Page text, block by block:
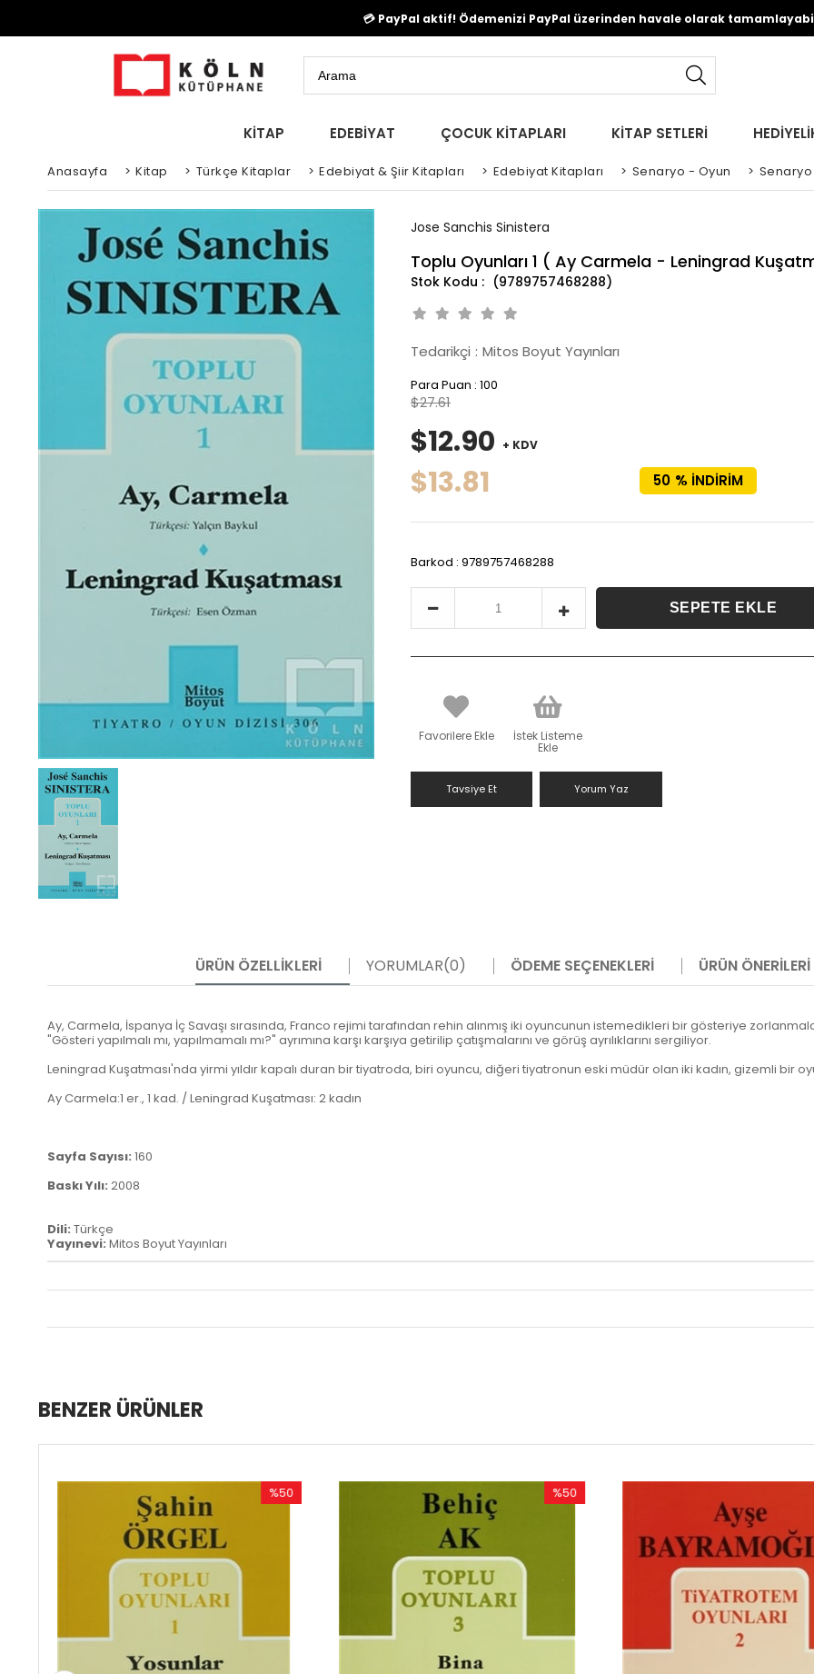
💳 PayPal aktif! Ödemenizi PayPal üzerinden havale olarak
KİTAP EDEBİYAT ÇOCUK KİTAPLARI KİTAP SETLERİ
Anasayfa > Kitap > Türkçe Kitaplar > Edebiyat & Şiir Kitapları > Edebiyat Kitapları > Senaryo - Oyun > Senaryo
Jose Sanchis Sinistera
Toplu Oyunları 1 ( Ay Carmela - Leningrad
(9789757468288)
Tedarikçi : Mitos Boyut Yayınları
Para Puan : 100
%
50 İNDIRIM
$27.61
$12.90 + KDV
$13.81
Barkod : 9789757468288
Favorilere Ekle İstek Listeme
Ekle
Tavsiye Et Yorum Yaz
ÜRÜN ÖZELLIKLERI YORUMLAR(0) ÖDEME SEÇENEKLERI ÜRÜN ÖNERILERI
Ay, Carmela, İspanya İç Savaşı sırasında, Franco rejimi tarafından rehin alınmış iki oyuncunun istemedikleri bir gösteriye
"Gösteri yapılmalı mı, yapılmamalı mı?" ayrımına karşı karşıya getirilip çatışmalarını ve görüş ayrılıklarını sergiliyor.
Leningrad Kuşatması'nda yirmi yıldır kapalı duran bir tiyatroda, biri oyuncu, diğeri tiyatronun eski müdür olan iki kadın, gizemli
Ay Carmela:1 er., 1 kad. / Leningrad Kuşatması: 2 kadın
Sayfa Sayısı: 160
Baskı Yılı: 2008
Dili: Türkçe
Yayınevi: Mitos Boyut Yayınları
BENZER ÜRÜNLER
%50İndirim